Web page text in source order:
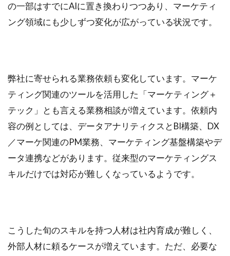
の一部はすでにAIに置き換わりつつあり、マーケティ
ング領域にも少しずつ変化が広がっている状況です。
弊社に寄せられる業務依頼も変化しています。マーケ
ティング関連のツールを活用した「マーケティング＋
テック」とも言える業務相談が増えています。依頼内
容の例としては、データアナリティクスとBI構築、DX
／マーケ関連のPM業務、マーケティング基盤構築やデ
ータ連携などがあります。従来型のマーケティングス
キルだけでは対応が難しくなっているようです。
こうした旬のスキルを持つ人材は社内育成が難しく、
外部人材に頼るケースが増えています。ただ、必要な